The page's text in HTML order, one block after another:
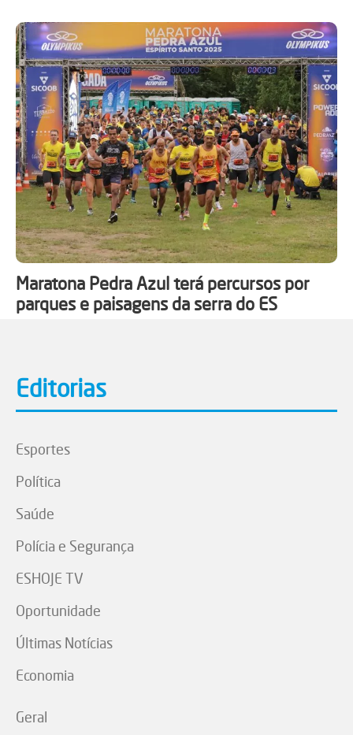
Maratona Pedra Azul terá percursos por
parques e paisagens da serra do ES
Editorias
Esportes
Política
Saúde
Polícia e Segurança
ESHOJE TV
Oportunidade
Últimas Notícias
Economia
Geral